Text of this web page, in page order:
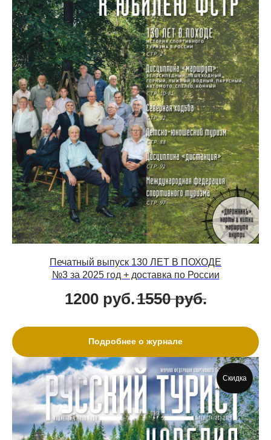
Печатный выпуск 130 ЛЕТ В ПОХОДЕ
№3 за 2025 год + доставка по России
1200 руб.1550 руб.
Подробнее о журнале
Скидка